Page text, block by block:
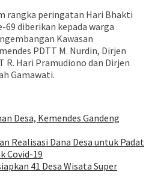
rangka peringatan Hari Bhakti
69 diberikan kepada warga
Kawasan
PDTT M. Nurdin, Dirjen
R. Hari Pramudiono dan Dirjen
Gamawati.
Desa, Kemendes Gandeng
Realisasi Dana Desa untuk Padat
Covid-19
41 Desa Wisata Super